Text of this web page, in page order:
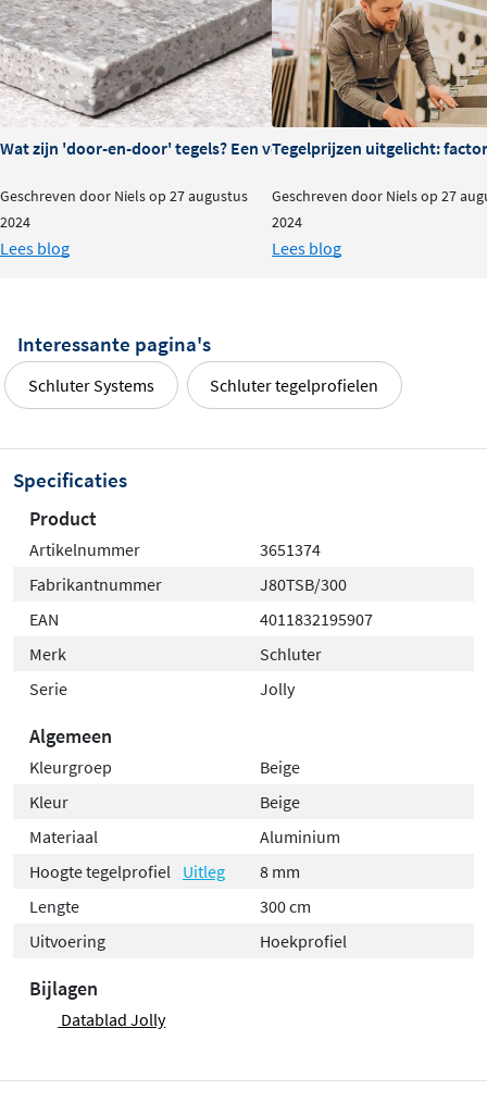
Wat zijn 'door-en-door' tegels? Een volledige uitleg
Geschreven door Niels op 27 augustus
2024
Lees blog
Tegelprijzen uitgelicht:
Geschreven door Niels op 27
2024
Lees blog
Interessante pagina's
Schluter Systems Schluter tegelprofielen
Specificaties
Product
Artikelnummer
3651374
Fabrikantnummer
J80TSB/300
EAN
4011832195907
Merk
Schluter
Serie
Jolly
Algemeen
Kleurgroep
Beige
Kleur
Beige
Materiaal
Aluminium
Hoogte tegelprofiel Uitleg
8 mm
Lengte
300 cm
Uitvoering
Hoekprofiel
Bijlagen
Datablad Jolly